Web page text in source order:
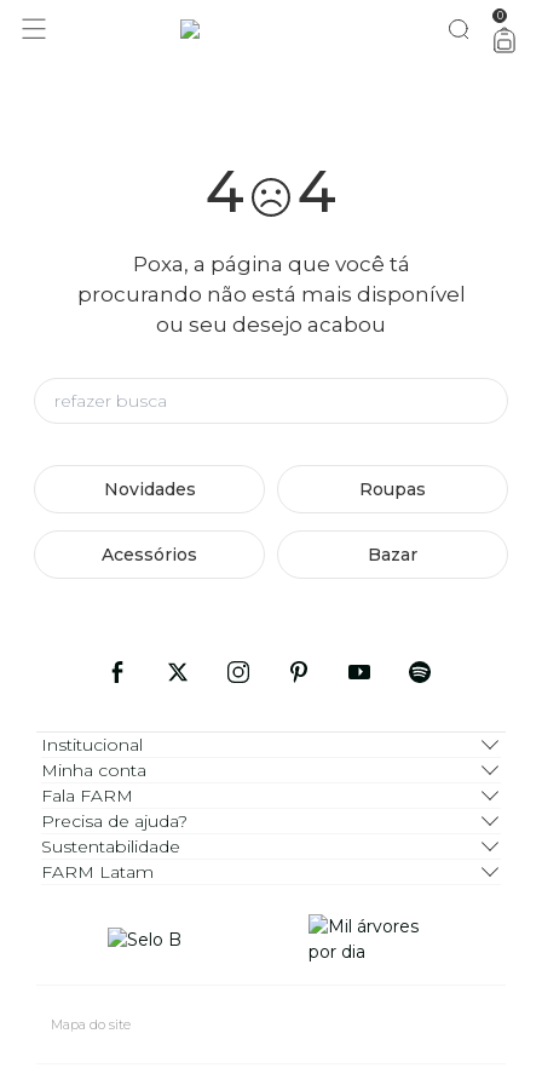
você merece 30% OFF pra comemorar com a gente aproveita! 0
4 4
Poxa, a página que você tá
procurando não está mais disponível
ou seu desejo acabou
Novidades Roupas
Acessórios Bazar
Institucional
Minha conta
Fala FARM
Precisa de ajuda?
Sustentabilidade
FARM Latam
Mapa do site